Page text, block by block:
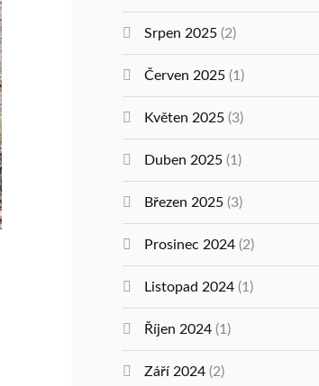
Srpen 2025 (2)
Červen 2025 (1)
Květen 2025 (3)
Duben 2025 (1)
Březen 2025 (3)
Prosinec 2024 (2)
Listopad 2024 (1)
Říjen 2024 (1)
Září 2024 (2)